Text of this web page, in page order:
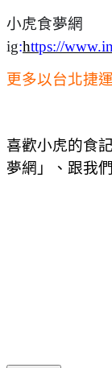
小虎食夢網
ig:https://
更多以台北捷
喜歡小虎的食
夢網」、跟我